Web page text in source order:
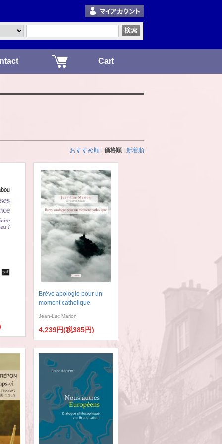
Cart
おすすめ順 価格順 新着順
Brève apologie pour un
moment catholique
Jean-Luc Marion
4,239円(税385円)